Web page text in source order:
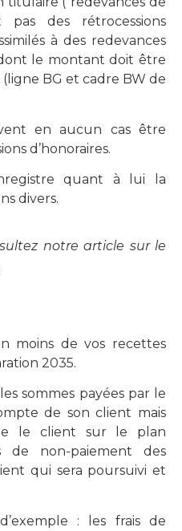
pas des rétrocessions
à des redevances
le montant doit être
BG et cadre BW de
en aucun cas être
d’honoraires.
quant à lui la
divers.
notre article sur le
moins de vos recettes
2035.
sommes payées par le
de son client mais
le client sur le plan
de non-paiement des
qui sera poursuivi et
: les frais de